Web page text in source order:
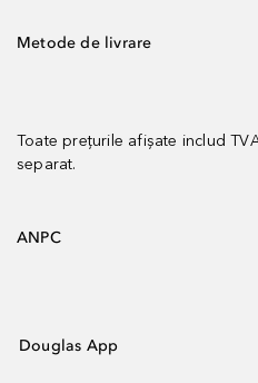
Metode de livrare
Toate prețurile afișate includ
separat.
ANPC
Douglas App